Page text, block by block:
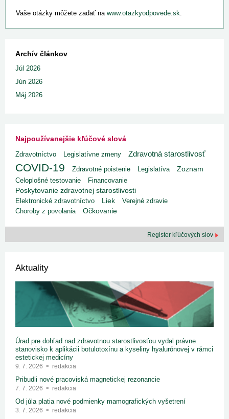
Vaše otázky môžete zadať na www.otazkyodpovede.sk.
Archív článkov
Júl 2026
Jún 2026
Máj 2026
Najpoužívanejšie kľúčové slová
Zdravotníctvo Legislatívne zmeny Zdravotná starostlivosť
COVID-19 Zdravotné poistenie Legislatíva
Zoznam
Celoplošné testovanie
Financovanie
Poskytovanie zdravotnej starostlivosti
Elektronické zdravotníctvo Liek
Verejné zdravie
Choroby z povolania
Očkovanie
Register kľúčových slov
Aktuality
Úrad pre dohľad nad zdravotnou starostlivosťou vydal právne
stanovisko k aplikácii botulotoxínu a kyseliny hyalurónovej v rámci
estetickej medicíny
9. 7. 2026 redakcia
Pribudli nové pracoviská magnetickej rezonancie
7. 7. 2026 redakcia
Od júla platia nové podmienky mamografických vyšetrení
3. 7. 2026 redakcia